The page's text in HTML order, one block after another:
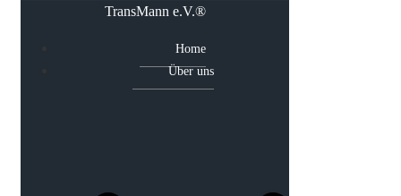
TransMann e.V.®
Home
Über uns